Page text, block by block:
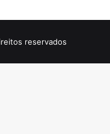
reservados